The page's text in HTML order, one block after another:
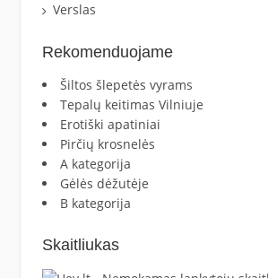
Verslas
Rekomenduojame
Šiltos šlepetės vyrams
Tepalų keitimas Vilniuje
Erotiški apatiniai
Pirčių krosnelės
A kategorija
Gėlės dėžutėje
B kategorija
Skaitliukas